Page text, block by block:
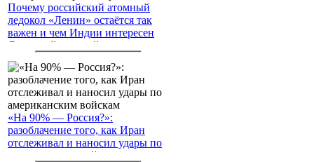
Почему российский атомный
ледокол «Ленин» остаётся так
важен и чем Индии интересен
Северный морской путь
«На 90% — Россия?»:
разоблачение того, как Иран
отслеживал и наносил удары по
американским войскам